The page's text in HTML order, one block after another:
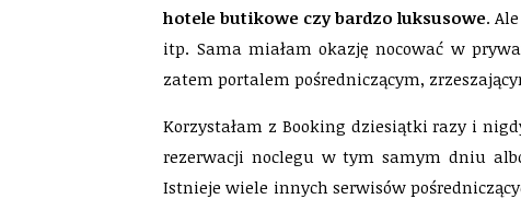
hotele butikowe czy bardzo luksusowe.
itp. Sama miałam okazję nocować w
zatem portalem pośredniczącym,
Korzystałam z Booking dziesiątki razy i
rezerwacji noclegu w tym samym dniu
Istnieje wiele innych serwisów